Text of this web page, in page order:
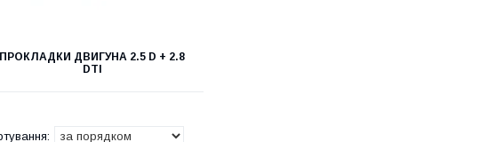
ПРОКЛАДКИ ДВИГУНА 2.5 D + 2.8
DTI